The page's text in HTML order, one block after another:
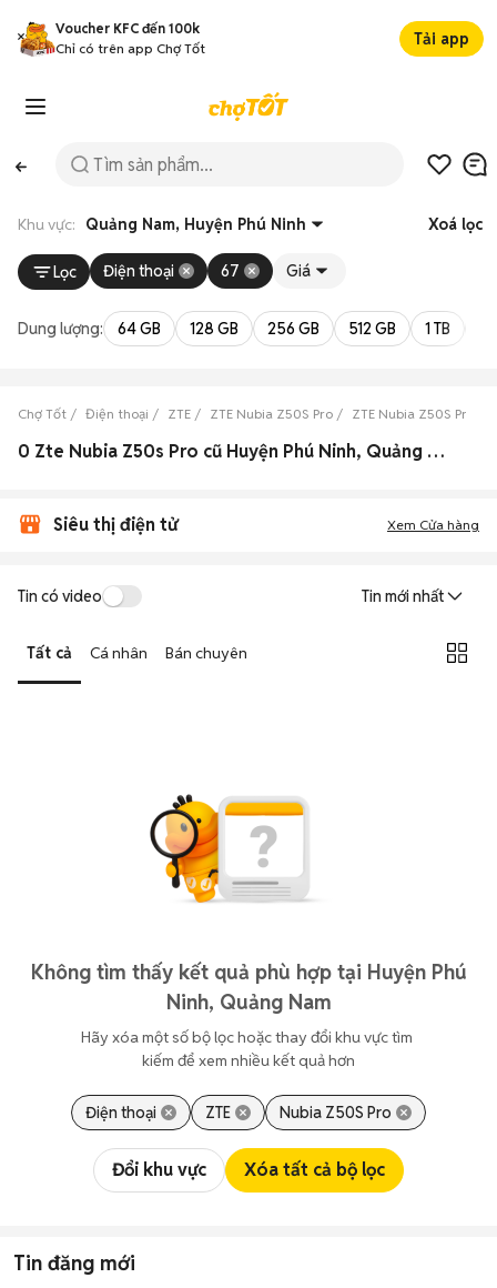
Voucher KFC đến 100k
Chỉ có trên app Chợ Tốt
Tải app
Khu vực: Quảng Nam, Huyện Phú Ninh Xoá lọc
Lọc Điện thoại 67 Giá
Dung lượng: 64 GB 128 GB 256 GB 512 GB 1 TB
Chợ Tốt Điện thoại ZTE ZTE Nubia Z50S Pro ZTE Nubia Z50S Pro
0 Zte Nubia Z50s Pro cũ Huyện Phú Ninh, Quảng Nam đẹp
Siêu thị điện tử Xem Cửa hàng
Tin có video Tin mới nhất
Tất cả Cá nhân Bán chuyên
Không tìm thấy kết quả phù hợp tại Huyện Phú
Ninh, Quảng Nam
Hãy xóa một số bộ lọc hoặc thay đổi khu vực tìm
kiếm để xem nhiều kết quả hơn
Điện thoại ZTE Nubia Z50S Pro
Đổi khu vực Xóa tất cả bộ lọc
Tin đăng mới